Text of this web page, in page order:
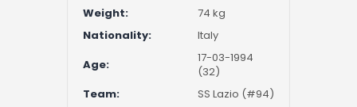
Weight:
74 kg
Nationality:
Italy
Age:
17-03-1994
(32)
Team:
SS Lazio (#94)